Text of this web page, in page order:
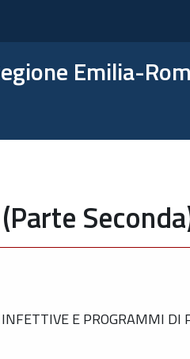
Emilia-
E PROGRAMMI DI